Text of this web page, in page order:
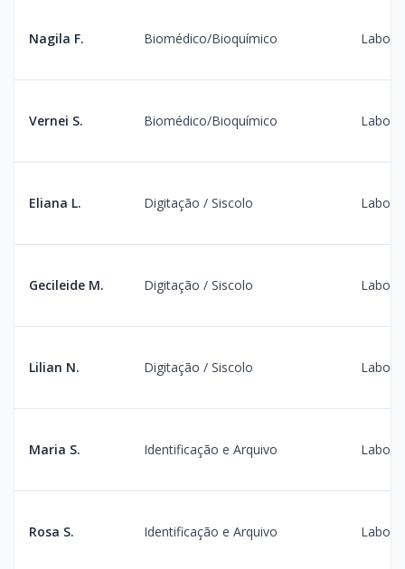
Nagila F. Biomédico/Bioquímico
Vernei S. Biomédico/Bioquímico
Eliana L. Digitação / Siscolo
Gecileide M. Digitação / Siscolo
Lilian N. Digitação / Siscolo
Maria S. Identificação e Arquivo
Rosa S. Identificação e Arquivo